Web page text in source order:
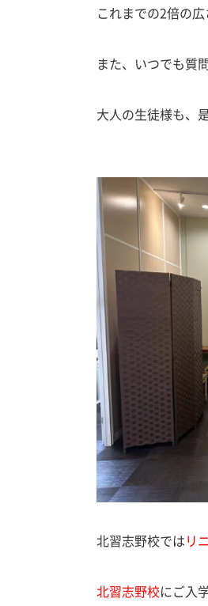
これまでの2倍の
また、いつでも質
大人の生徒様も、
北習志野校ではリ
北習志野校にご入